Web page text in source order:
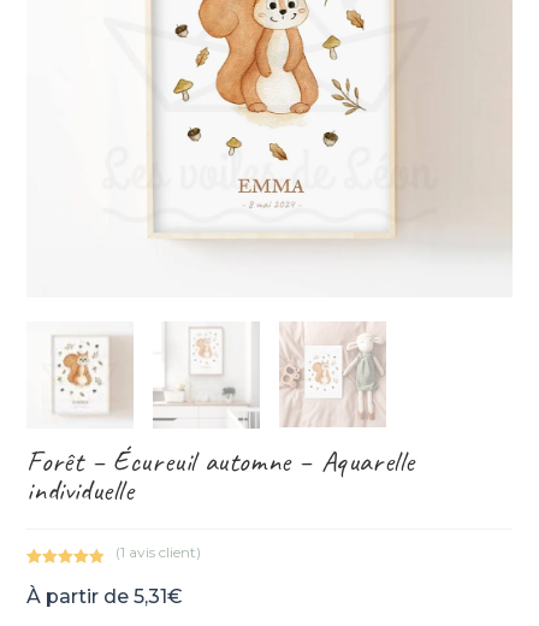
Forêt – Écureuil automne – Aquarelle
individuelle
sur 5
(1 avis client)
À partir de5,31€